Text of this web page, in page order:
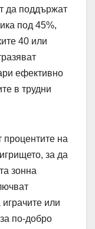
да поддържат
под 45%,
40 или
ефективно
в трудни
процентите на
за да
зонна
или
по-добро